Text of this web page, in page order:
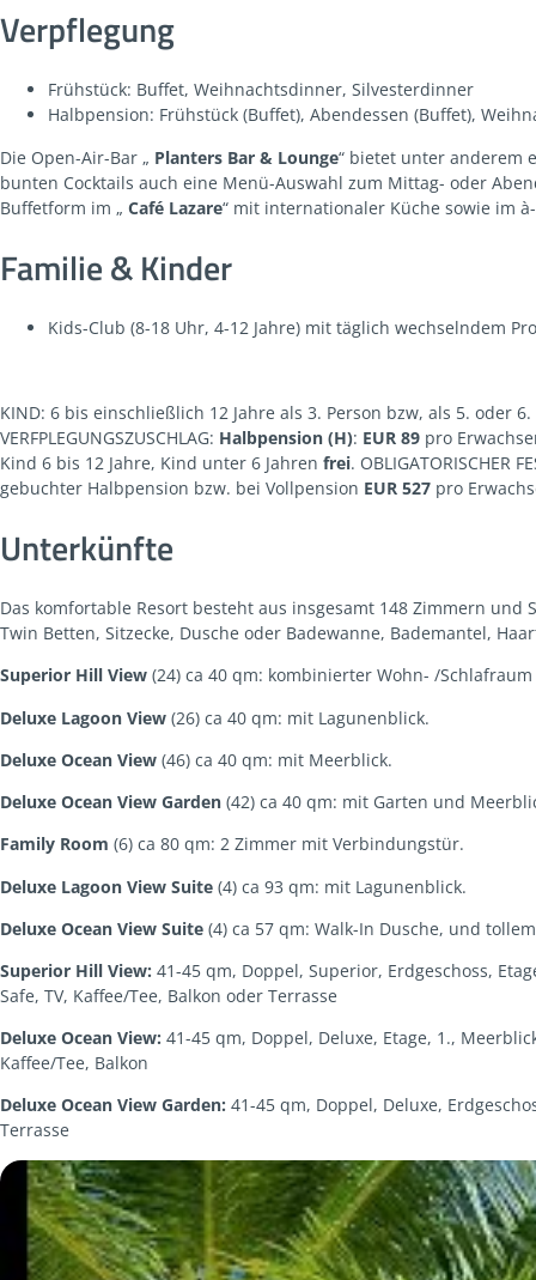
Verpflegung
Frühstück: Buffet, Weihnachtsdinner, Silvesterdinner
Halbpension: Frühstück (Buffet), Abendessen (Buffet),
Die Open-Air-Bar „ Planters Bar & Lounge“ bietet unter anderem
bunten Cocktails auch eine Menü-Auswahl zum Mittag- oder
Buffetform im „ Café Lazare“ mit internationaler Küche sowie im
Familie & Kinder
Kids-Club (8-18 Uhr, 4-12 Jahre) mit täglich wechselndem
KIND: 6 bis einschließlich 12 Jahre als 3. Person bzw, als 5. oder
VERFPLEGUNGSZUSCHLAG: Halbpension (H): EUR 89 pro
Kind 6 bis 12 Jahre, Kind unter 6 Jahren frei. OBLIGATORISCHER
gebuchter Halbpension bzw. bei Vollpension EUR 527 pro
Unterkünfte
Das komfortable Resort besteht aus insgesamt 148 Zimmern
Twin Betten, Sitzecke, Dusche oder Badewanne, Bademantel,
Superior Hill View (24) ca 40 qm: kombinierter Wohn- /
Deluxe Lagoon View (26) ca 40 qm: mit Lagunenblick.
Deluxe Ocean View (46) ca 40 qm: mit Meerblick.
Deluxe Ocean View Garden (42) ca 40 qm: mit Garten und
Family Room (6) ca 80 qm: 2 Zimmer mit Verbindungstür.
Deluxe Lagoon View Suite (4) ca 93 qm: mit Lagunenblick.
Deluxe Ocean View Suite (4) ca 57 qm: Walk-In Dusche, und
Superior Hill View: 41-45 qm, Doppel, Superior, Erdgeschoss,
Safe, TV, Kaffee/Tee, Balkon oder Terrasse
Deluxe Ocean View: 41-45 qm, Doppel, Deluxe, Etage, 1.,
Kaffee/Tee, Balkon
Deluxe Ocean View Garden: 41-45 qm, Doppel, Deluxe,
Terrasse